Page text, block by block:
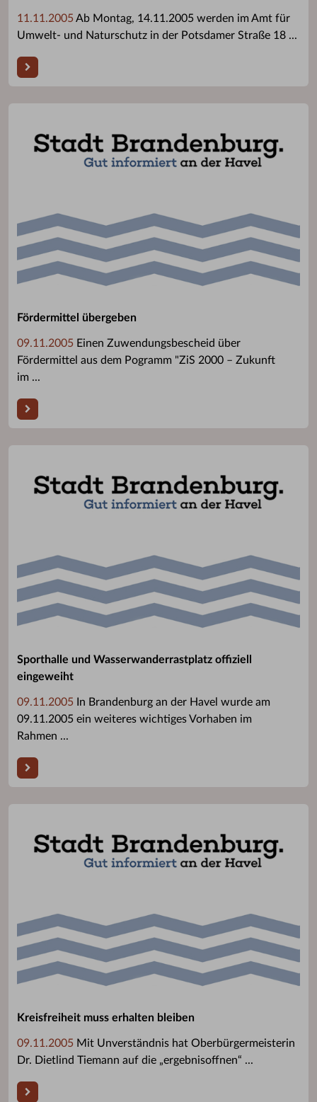
11.11.2005Ab Montag, 14.11.2005 werden im Amt für
Umwelt- und Naturschutz in der Potsdamer Straße 18 ...
Fördermittel übergeben
09.11.2005 Einen Zuwendungsbescheid über
Fördermittel aus dem Pogramm "ZiS 2000 – Zukunft
im ...
Sporthalle und Wasserwanderrastplatz offiziell
eingeweiht
09.11.2005 In Brandenburg an der Havel wurde am
09.11.2005 ein weiteres wichtiges Vorhaben im
Rahmen ...
Kreisfreiheit muss erhalten bleiben
09.11.2005 Mit Unverständnis hat Oberbürgermeisterin
Dr. Dietlind Tiemann auf die „ergebnisoffnen“ ...